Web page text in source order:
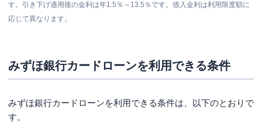
す。引き下げ適用後の金利は年1.5％～13.5％です。借入金利は利用限度額に
応じて異なります。
みずほ銀行カードローンを利用できる条件
みずほ銀行カードローンを利用できる条件は、以下のとおりで
す。